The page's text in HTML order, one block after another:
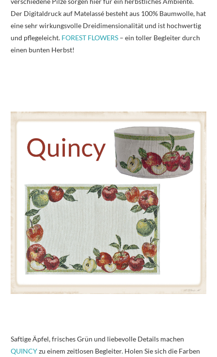
Der Digitaldruck auf Matelassé besteht aus 100% Baumwolle, hat
eine sehr wirkungsvolle Dreidimensionalität und ist hochwertig
und pflegeleicht. FOREST FLOWERS – ein toller Begleiter durch
einen bunten Herbst!
Saftige Äpfel, frisches Grün und liebevolle Details machen
QUINCYzu einem zeitlosen Begleiter. Holen Sie sich die Farben